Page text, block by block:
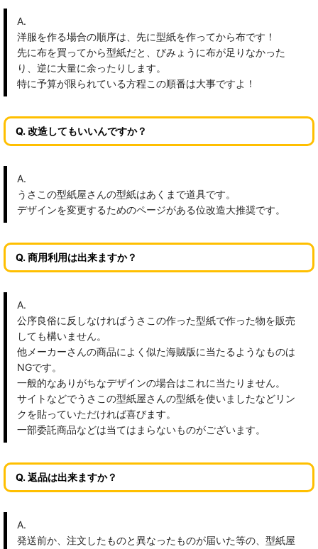
A.
洋服を作る場合の順序は、先に型紙を作ってから布です！
先に布を買ってから型紙だと、びみょうに布が足りなかった
り、逆に大量に余ったりします。
特に予算が限られている方程この順番は大事ですよ！
Q. 改造してもいいんですか？
A.
うさこの型紙屋さんの型紙はあくまで道具です。
デザインを変更するためのページがある位改造大推奨です。
Q. 商用利用は出来ますか？
A.
公序良俗に反しなければうさこの作った型紙で作った物を販売
しても構いません。
他メーカーさんの商品によく似た海賊版に当たるようなものは
NGです。
一般的なありがちなデザインの場合はこれに当たりません。
サイトなどでうさこの型紙屋さんの型紙を使いましたなどリン
クを貼っていただければ喜びます。
一部委託商品などは当てはまらないものがございます。
Q. 返品は出来ますか？
A.
発送前か、注文したものと異なったものが届いた等の、型紙屋